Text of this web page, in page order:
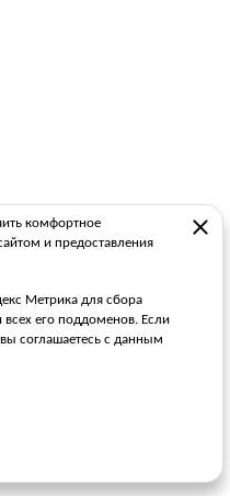
комфортное
и предоставления
Метрика для сбора
его поддоменов. Если
соглашаетесь с данным